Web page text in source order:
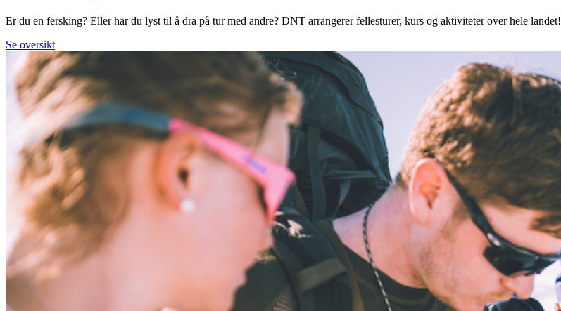
Er du en fersking? Eller har du lyst til å dra på tur med andre? DNT arrangerer fellesturer, kurs og aktiviteter over hele landet!
Se oversikt